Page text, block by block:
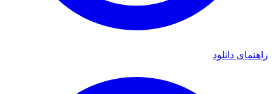
دانلود